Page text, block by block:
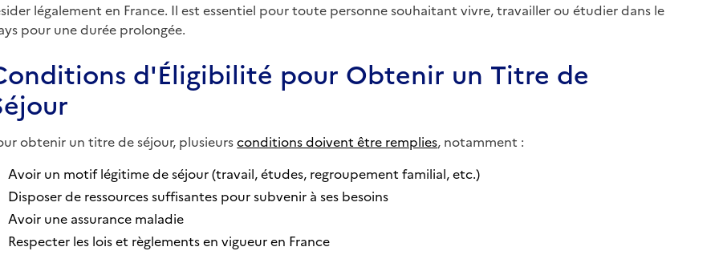
légalement en France. Il est essentiel pour toute personne souhaitant vivre, travailler ou étudier dans le
pour une durée prolongée.
d'Éligibilité pour Obtenir un Titre de
obtenir un titre de séjour, plusieursconditions doivent être remplies, notamment :
Avoir un motif légitime de séjour (travail, études, regroupement familial, etc.)
Disposer de ressources suffisantes pour subvenir à ses besoins
Avoir une assurance maladie
Respecter les lois et règlements en vigueur en France